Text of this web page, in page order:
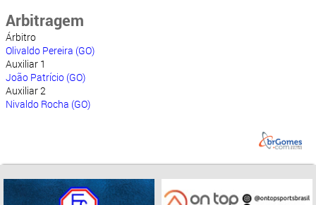
Arbitragem
Árbitro
Olivaldo Pereira (GO)
Auxiliar 1
João Patrício (GO)
Auxiliar 2
Nivaldo Rocha (GO)